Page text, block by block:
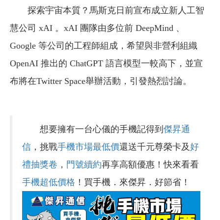
探索宇宙本質？馬斯克日前宣布成立新人工智
慧公司 xAI 。xAI 團隊由多位前 DeepMind 、
Google 等公司的工程師組成，希望與非營利組織
OpenAI 推出的 ChatGPT 語言模型一較高下，並宣
布將在Twitter Space舉辦活動，引發熱烈討論。
想要擁有一台心儀的手機記得到 傑昇通
信 ，挑戰手機市場最低價還送千元尊榮卡及好
禮抽獎卷 ， 門號續約再享高額優惠！快來看看
手機超低價格 ！買手機．來傑昇．好節省！